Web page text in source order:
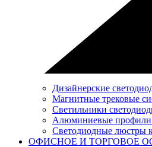
Дизайнерские
Магнитные трековые
Светильники
Алюминиевые профили
Светодиодные люстры
ОФИСНОЕ И ТОРГОВОЕ